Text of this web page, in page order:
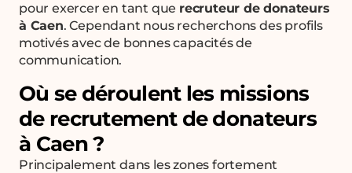
pour exercer en tant que recruteur de donateurs
à Caen. Cependant nous recherchons des profils
motivés avec de bonnes capacités de
communication.
Où se déroulent les missions
de recrutement de donateurs
à Caen ?
Principalement dans les zones fortement